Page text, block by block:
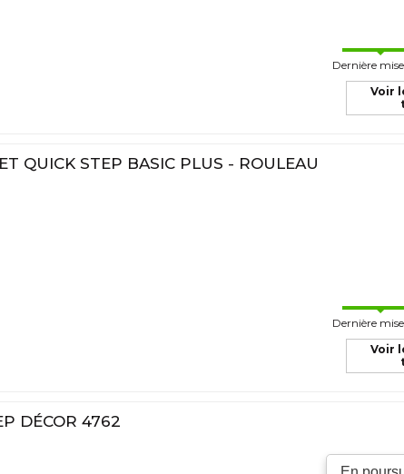
Dernière
Voir
QUICK STEP BASIC PLUS - ROULEAU
Dernière
Voir
DÉCOR 4762